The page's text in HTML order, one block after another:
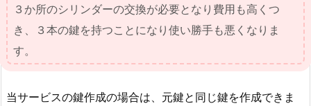
が
け
な
３か所のシリンダーの交換が必要となり費用も高くつ
き、３本の鍵を持つことになり使い勝手も悪くなりま
す。
当サービスの鍵作成の場合は、元鍵と同じ鍵を作成できま